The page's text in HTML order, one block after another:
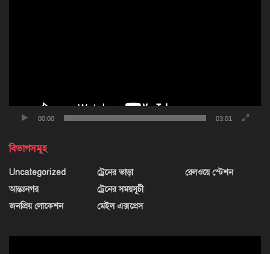
00:00 03:01
বিভাগসমূহ
Uncategorized
আন্তঃনগর
জনপ্রিয় লোকেশন
ট্রেনের ভাড়া
ট্রেনের সময়সূচী
মেইল এক্সপ্রেস
রেলওয়ে স্টেশন